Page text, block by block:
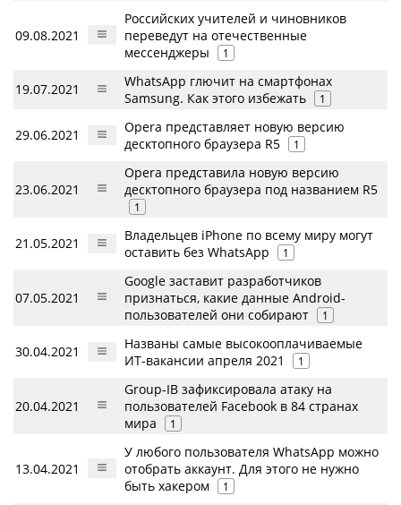
09.08.2021
Российских учителей и чиновников
переведут на отечественные
мессенджеры
1
19.07.2021
WhatsApp глючит на смартфонах
Samsung. Как этого избежать
1
29.06.2021
Opera представляет новую версию
десктопного браузера R5
1
23.06.2021
Opera представила новую версию
десктопного браузера под названием R5
1
21.05.2021
Владельцев iPhone по всему миру могут
оставить без WhatsApp
1
07.05.2021
Google заставит разработчиков
признаться, какие данные Android-
пользователей они собирают
1
30.04.2021
Названы самые высокооплачиваемые
ИТ-вакансии апреля 2021
1
20.04.2021
Group-IB зафиксировала атаку на
пользователей Facebook в 84 странах
мира
1
13.04.2021
У любого пользователя WhatsApp можно
отобрать аккаунт. Для этого не нужно
быть хакером
1